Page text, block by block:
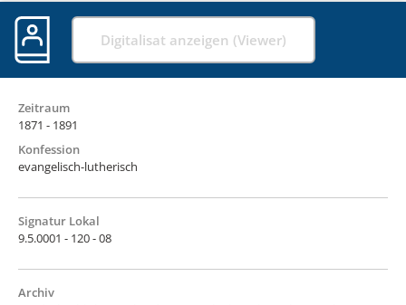
Digitalisat anzeigen (Viewer)
Zeitraum
1871 - 1891
Konfession
evangelisch-lutherisch
Signatur Lokal
9.5.0001 - 120 - 08
Archiv